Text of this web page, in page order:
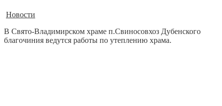
Новости
В Свято-Владимирском храме п.Свиносовхоз Дубенского
благочиния ведутся работы по утеплению храма.